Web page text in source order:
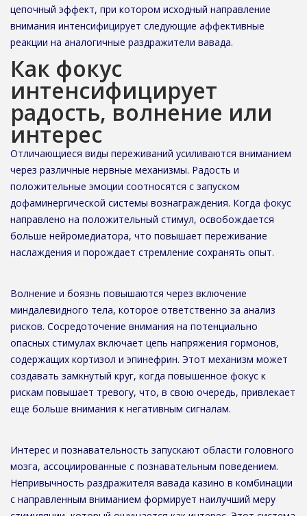
цепочный эффект, при котором исходный направление
внимания интенсифицирует следующие аффективные
реакции на аналогичные раздражители вавада.
Как фокус
интенсифицирует
радость, волнение или
интерес
Отличающиеся виды переживаний усиливаются вниманием
через различные нервные механизмы. Радость и
положительные эмоции соотносятся с запуском
дофаминергической системы вознаграждения. Когда фокус
направлено на положительный стимул, освобождается
больше нейромедиатора, что повышает переживание
наслаждения и порождает стремление сохранять опыт.
Волнение и боязнь повышаются через включение
миндалевидного тела, которое ответственно за анализ
рисков. Сосредоточение внимания на потенциально
опасных стимулах включает цепь напряжения гормонов,
содержащих кортизол и эпинефрин. Этот механизм может
создавать замкнутый круг, когда повышенное фокус к
рискам повышает тревогу, что, в свою очередь, привлекает
еще больше внимания к негативным сигналам.
Интерес и познавательность запускают области головного
мозга, ассоциированные с познавательным поведением.
Непривычность раздражителя вавада казино в комбинации
с направленным вниманием формирует наилучший меру